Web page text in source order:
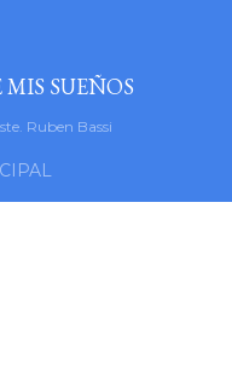
SUEÑOS
Ruben Bassi